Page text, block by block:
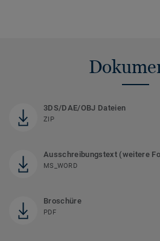
3DS/DAE/OBJ Dateien
ZIP
Ausschreibungstext (weitere
MS_WORD
Broschüre
PDF